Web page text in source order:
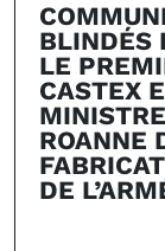
BLINDÉS
LE
CASTEX
ROANNE
DE